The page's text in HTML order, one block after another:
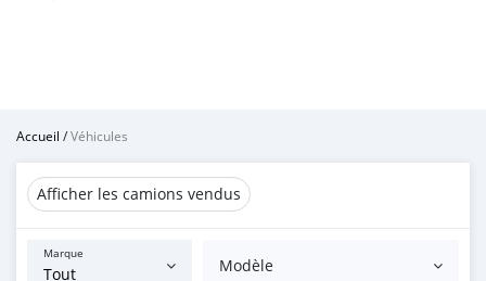
Accueil /Véhicules
Afficher les camions vendus
Marque
Modèle